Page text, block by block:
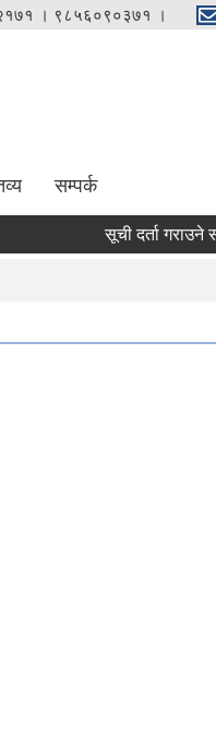
। ९८५६०९०३७१ ।
सम्पर्क
सूची दर्ता गराउने सम्बन्धी